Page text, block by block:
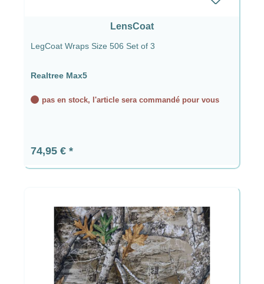
LensCoat
LegCoat Wraps Size 506 Set of 3
Realtree Max5
pas en stock, l'article sera commandé pour vous
Prix régulier :
74,95 €